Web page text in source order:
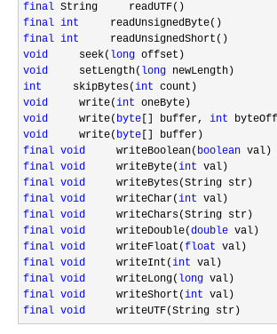
final
final int
final int
void
     seek(
long
void
     setLength(
long
int
     skipBytes(
int
void
     write(
int
void
     write(
byte [] buffer, int
void
     write(
byte
final void
     writeBoolean(
boolean
final void
     writeByte(
int
final void
final void
     writeChar(
int
final void
final void
     writeDouble(
double
final void
     writeFloat(
float
final void
     writeInt(
int
final void
     writeLong(
long
final void
     writeShort(
int
final void
     writeUTF(String str)